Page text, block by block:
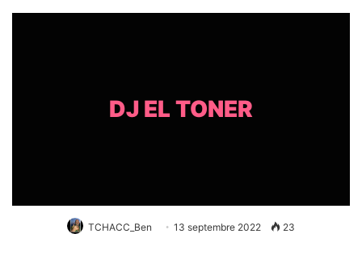
DJ EL TONER
TCHACC_Ben 13 septembre 2022 23